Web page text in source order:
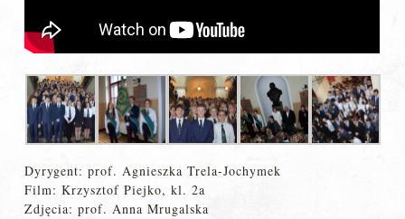
Dyrygent: prof. Agnieszka Trela-Jochymek
Film: Krzysztof Piejko, kl. 2a
Zdjęcia: prof. Anna Mrugalska